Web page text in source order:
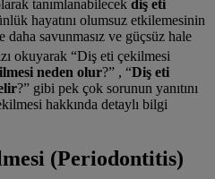
tanımlanabilecek diş eti
hayatını olumsuz etkilemesinin
daha savunmasız ve güçsüz hale
okuyarak “Diş eti çekilmesi
neden olur?” , “Diş eti
?” gibi pek çok sorunun yanıtını
hakkında detaylı bilgi
(Periodontitis)